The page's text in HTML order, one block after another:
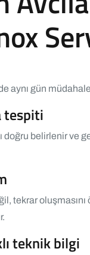
aynı gün
tespiti
doğru belirlenir ve
tekrar oluşmasını
teknik bilgi